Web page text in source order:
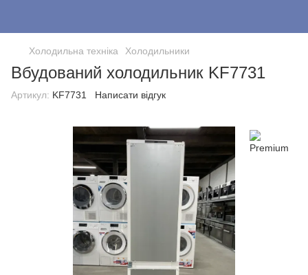
Холодильна техніка Холодильники
Вбудований холодильник KF7731
Артикул: KF7731 Написати відгук